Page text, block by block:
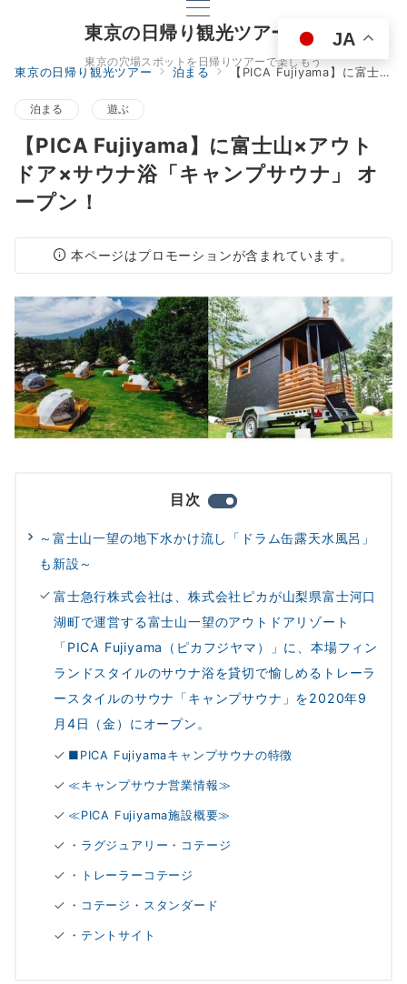
東京の日帰り観光ツアー
東京の穴場スポットを日帰りツアーで楽しもう
東京の日帰り観光ツアー 泊まる 【PICA Fujiyama】に富士山×アウトドア×サウナ浴「キャンプサウナ」 オープン！
泊まる 遊ぶ
【PICA Fujiyama】に富士山×アウト
ドア×サウナ浴「キャンプサウナ」 オ
ープン！
本ページはプロモーションが含まれています。
目次
～富士山一望の地下水かけ流し「ドラム缶露天水風呂」
も新設～
富士急行株式会社は、株式会社ピカが山梨県富士河口
湖町で運営する富士山一望のアウトドアリゾート
「PICA Fujiyama（ピカフジヤマ）」に、本場フィン
ランドスタイルのサウナ浴を貸切で愉しめるトレーラ
ースタイルのサウナ「キャンプサウナ」を2020年9
月4日（金）にオープン。
■PICA Fujiyamaキャンプサウナの特徴
≪キャンプサウナ営業情報≫
≪PICA Fujiyama施設概要≫
・ラグジュアリー・コテージ
・トレーラーコテージ
・コテージ・スタンダード
・テントサイト
JA